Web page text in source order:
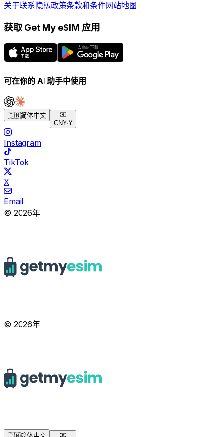
关于联系隐私政策条款和条件网站地图
获取 Get My eSIM 应用
可在你的 AI 助手中使用
🇨🇳简体中文
CNY·¥
Instagram
TikTok
X
Email
© 2026年
© 2026年